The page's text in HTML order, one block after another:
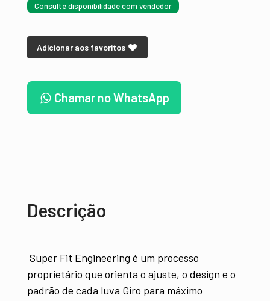
Consulte disponibilidade com vendedor
Adicionar aos favoritos
Chamar no WhatsApp
Descrição
Super Fit Engineering é um processo
proprietário que orienta o ajuste, o design e o
padrão de cada luva Giro para máximo